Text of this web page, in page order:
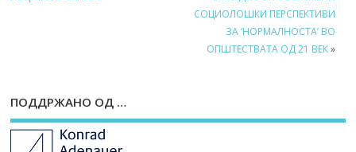
СОЦИОЛОШКИ ПЕРСПЕКТИВИ
ЗА ‘НОРМАЛНОСТА’ ВО
ОПШТЕСТВАТА ОД 21 ВЕК»
ПОДДРЖАНО ОД …